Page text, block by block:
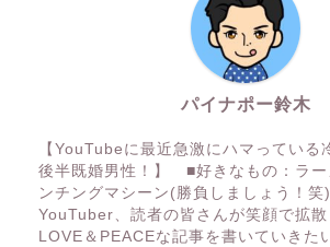
パイナポー鈴木
【YouTubeに最近急激にハマっている
後半既婚男性！】 ■好きなもの：ラ
ンチングマシーン(勝負しましょう！
YouTuber、読者の皆さんが笑顔で拡散
LOVE＆PEACEな記事を書いていきた